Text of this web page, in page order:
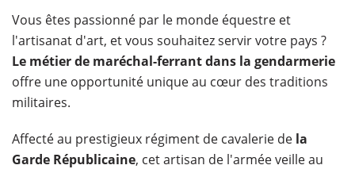
Vous êtes passionné par le monde équestre et
l'artisanat d'art, et vous souhaitez servir votre pays ?
Le métier de maréchal-ferrant dans la gendarmerie
offre une opportunité unique au cœur des traditions
militaires.
Affecté au prestigieux régiment de cavalerie de la
Garde Républicaine, cet artisan de l'armée veille au